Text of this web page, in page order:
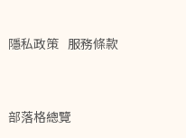
隱私政策 服務條款
部落格總覽